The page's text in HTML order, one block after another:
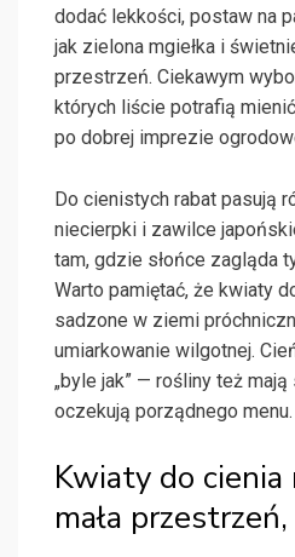
dodać lekkości, postaw na
jak zielona mgiełka i
przestrzeń. Ciekawym
których liście potrafią
po dobrej imprezie
Do cienistych rabat pasują
niecierpki i zawilce
tam, gdzie słońce zagląda
Warto pamiętać, że kwiaty
sadzone w ziemi
umiarkowanie wilgotnej.
„byle jak” — rośliny też
oczekują porządnego menu.
Kwiaty do cienia
mała